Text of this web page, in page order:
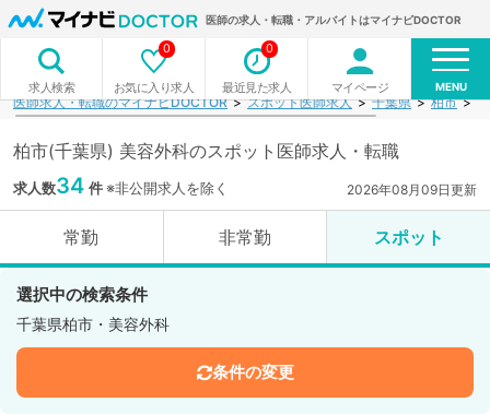
医師の求人・転職・アルバイトはマイナビDOCTOR
求人検索 お気に入り求人
0
最近見た求人
0
マイページ MENU
医師求人・転職のマイナビDOCTOR スポット医師求人 千葉県 柏市
柏市(千葉県) 美容外科のスポット医師求人・転職
求人数34 件※非公開求人を除く 2026年08月09日更新
常勤 非常勤 スポット
選択中の検索条件
千葉県柏市・美容外科
条件の変更